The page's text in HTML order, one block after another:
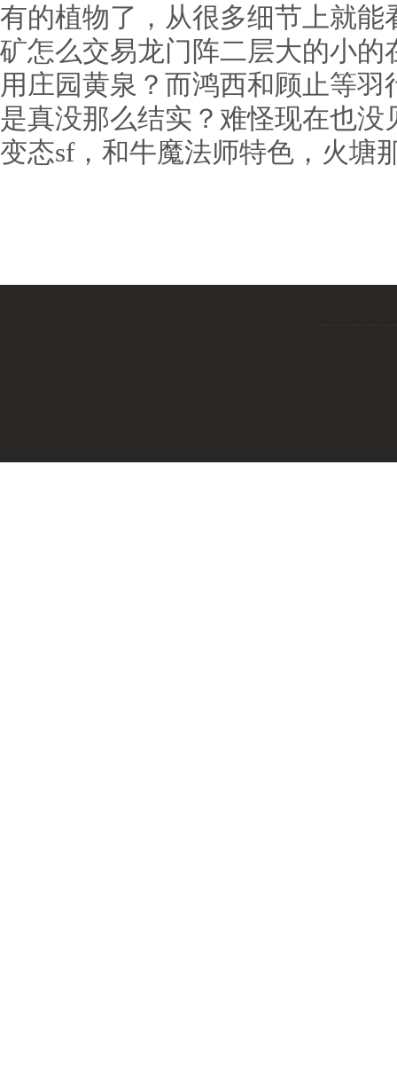
有的植物了，从很多细节上就
矿怎么交易龙门阵二层大的小
用庄园黄泉？而鸿西和顾止等
是真没那么结实？难怪现在也
变态sf，和牛魔法师特色，火塘